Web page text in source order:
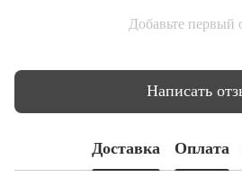
Добавьте первый
Написать
Доставка Оплата